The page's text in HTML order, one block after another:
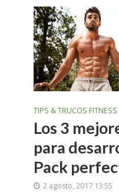
TIPS & TRUCOS FITNESS
Los 3
para
Pack
2 agosto, 2017 13:55